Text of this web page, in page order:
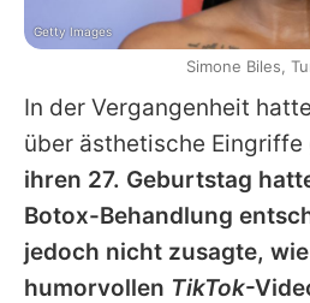
In der Vergangenheit hatte
über ästhetische Eingriffe
ihren 27. Geburtstag
Botox-Behandlung
jedoch nicht zusagte,
humorvollen TikTok-
Getty Images
Simone Biles,